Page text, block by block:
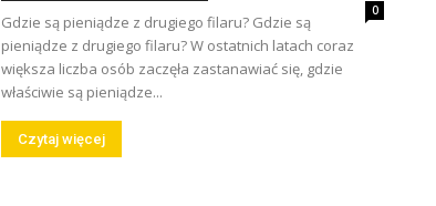
0
Gdzie są pieniądze z drugiego filaru? Gdzie są
pieniądze z drugiego filaru? W ostatnich latach coraz
większa liczba osób zaczęła zastanawiać się, gdzie
właściwie są pieniądze...
Czytaj więcej